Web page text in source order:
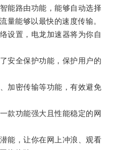
路由功能，能够自动选择
量能够以最快的速度传输。
置，电龙加速器将为你自
全保护功能，保护用户的
密传输等功能，有效避免
功能强大且性能稳定的网
，让你在网上冲浪、观看